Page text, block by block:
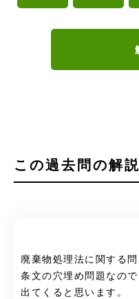
この過去問の解
廃棄物処理法に関する問
条文の穴埋め問題なの
出てくると思います。